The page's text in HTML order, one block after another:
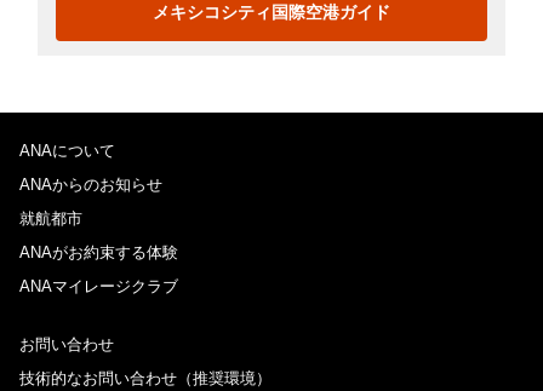
メキシコシティ国際空港ガイド
ANAについて
ANAからのお知らせ
就航都市
ANAがお約束する体験
ANAマイレージクラブ
お問い合わせ
技術的なお問い合わせ（推奨環境）